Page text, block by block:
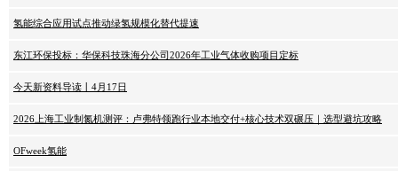
氢能综合应用试点推动绿氢规模化替代提速
东江环保投标：华保科技珠海分公司2026年工业气体收购项目定标
今天新资料导读丨4月17日
2026上海工业制氮机测评：卢弗特领跑行业本地交付+核心技术双碾压｜选型避坑攻略
OFweek氢能